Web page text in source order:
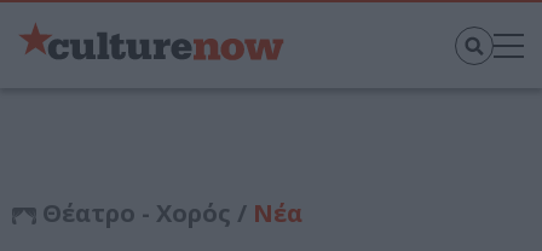
Θέατρο - Χορός / Νέα